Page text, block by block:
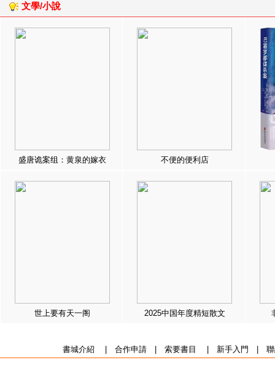
文學/小說
盛唐诡案组：黄泉的嫁衣 不便的便利店
世上要有天一阁 2025中国年度精短散文
書城介紹 合作申請| 索要書目 新手入門